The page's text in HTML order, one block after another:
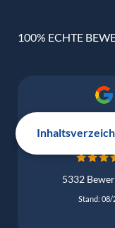
100% ECHTE
4.9
5332
Stand: 08/